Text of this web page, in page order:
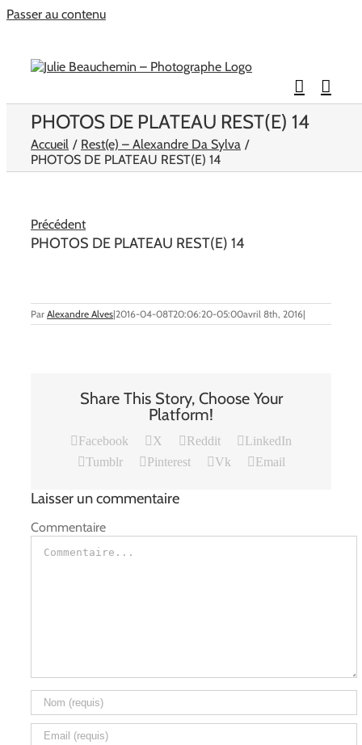
Passer au contenu
PHOTOS DE PLATEAU REST(E) 14
Accueil
Rest(e) – Alexandre Da Sylva
PHOTOS DE PLATEAU REST(E) 14
Précédent
PHOTOS DE PLATEAU REST(E) 14
Par Alexandre Alves|2016-04-08T20:06:20-05:00avril 8th, 2016|
Share This Story, Choose Your
Platform!
Facebook X Reddit
LinkedIn
Tumblr
Pinterest Vk Email
Laisser un commentaire
Commentaire